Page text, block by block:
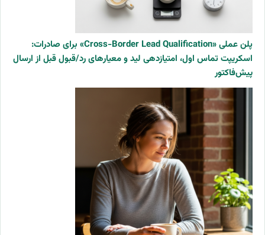
پلن عملی «Cross-Border Lead Qualification» برای صادرات:
اسکریپت تماس اول، امتیازدهی لید و معیارهای رد/قبول قبل از ارسال
پیش‌فاکتور